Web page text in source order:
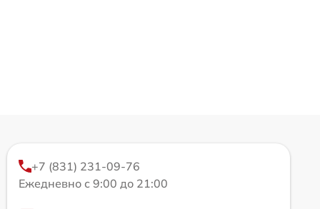
+7 (831) 231-09-76
Ежедневно с 9:00 до 21:00